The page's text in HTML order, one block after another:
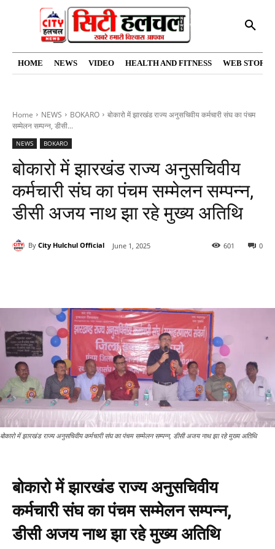
HOME NEWS VIDEO HEALTH AND FITNESS WEB
Home NEWS BOKARO
बोकारो में झारखंड राज्य अनुसचिवीय कर्मचारी संघ का पंचम
सम्मेलन सम्पन्न, डीसी...
NEWS BOKARO
बोकारो में झारखंड राज्य अनुसचिवीय
कर्मचारी संघ का पंचम सम्मेलन सम्पन्न,
डीसी अजय नाथ झा रहे मुख्य अतिथि
By City Hulchul Official June 1, 2025 0
601
बोकारो में झारखंड राज्य अनुसचिवीय कर्मचारी संघ का पंचम सम्मेलन सम्पन्न, डीसी अजय नाथ झा रहे मुख्य अतिथि
बोकारो में झारखंड राज्य अनुसचिवीय
कर्मचारी संघ का पंचम सम्मेलन सम्पन्न,
डीसी अजय नाथ झा रहे मुख्य अतिथि